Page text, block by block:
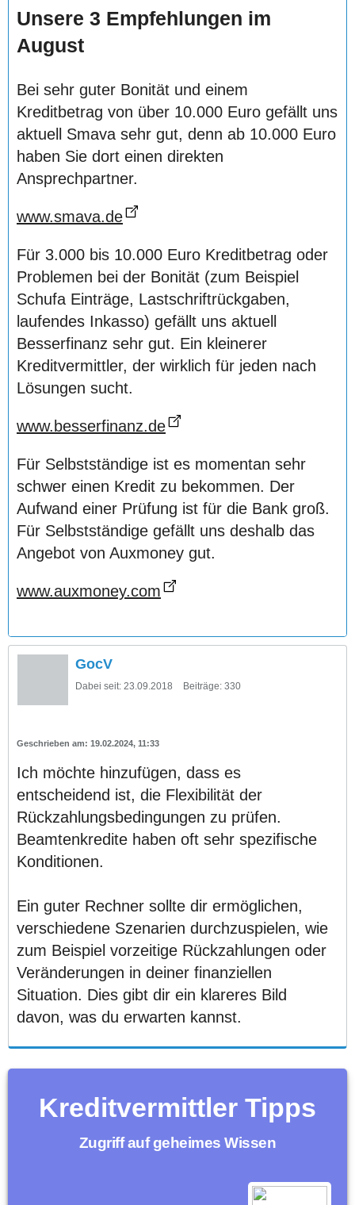
Unsere 3 Empfehlungen im
August
Bei sehr guter Bonität und einem
Kreditbetrag von über 10.000 Euro gefällt uns
aktuell Smava sehr gut, denn ab 10.000 Euro
haben Sie dort einen direkten
Ansprechpartner.
www.smava.de
Für 3.000 bis 10.000 Euro Kreditbetrag oder
Problemen bei der Bonität (zum Beispiel
Schufa Einträge, Lastschriftrückgaben,
laufendes Inkasso) gefällt uns aktuell
Besserfinanz sehr gut. Ein kleinerer
Kreditvermittler, der wirklich für jeden nach
Lösungen sucht.
www.besserfinanz.de
Für Selbstständige ist es momentan sehr
schwer einen Kredit zu bekommen. Der
Aufwand einer Prüfung ist für die Bank groß.
Für Selbstständige gefällt uns deshalb das
Angebot von Auxmoney gut.
www.auxmoney.com
GocV
Dabei seit: 23.09.2018 Beiträge: 330
19.02.2024, 11:33
Ich möchte hinzufügen, dass es
entscheidend ist, die Flexibilität der
Rückzahlungsbedingungen zu prüfen.
Beamtenkredite haben oft sehr spezifische
Konditionen.
Ein guter Rechner sollte dir ermöglichen,
verschiedene Szenarien durchzuspielen, wie
zum Beispiel vorzeitige Rückzahlungen oder
Veränderungen in deiner finanziellen
Situation. Dies gibt dir ein klareres Bild
davon, was du erwarten kannst.
Kreditvermittler Tipps
Zugriff auf geheimes Wissen